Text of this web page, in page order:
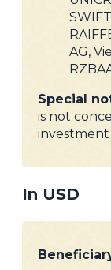
AG,
Special
is not
investment
In USD